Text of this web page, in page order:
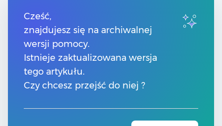
Pomoc Comarch Betterfly
Pomoc Comarch e-Sklep
Pomoc Comarch HRM
Kontakt
Numery telefonów
Znajdź Partnera Comarch
Cześć,
znajdujesz się na archiwalnej
wersji pomocy.
Istnieje zaktualizowana wersja
tego artykułu.
Czy chcesz przejść do niej ?